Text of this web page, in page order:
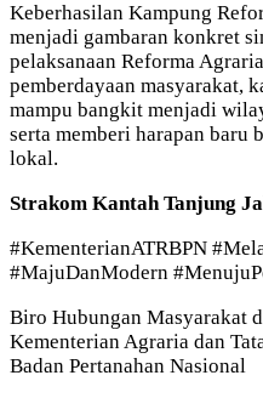
Keberhasilan Kampung
menjadi gambaran konkret
pelaksanaan Reforma
pemberdayaan masyarakat,
mampu bangkit menjadi
serta memberi harapan baru
lokal.
Strakom Kantah Tanjung
#KementerianATRBPN
#MajuDanModern
Biro Hubungan Masyarakat
Kementerian Agraria dan
Badan Pertanahan Nasional